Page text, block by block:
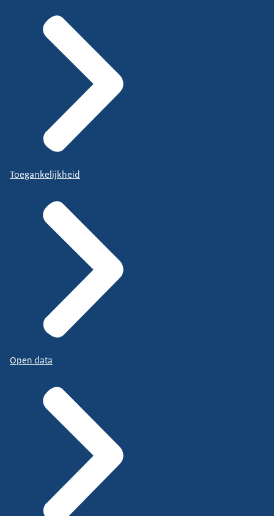
Toegankelijkheid
Open data